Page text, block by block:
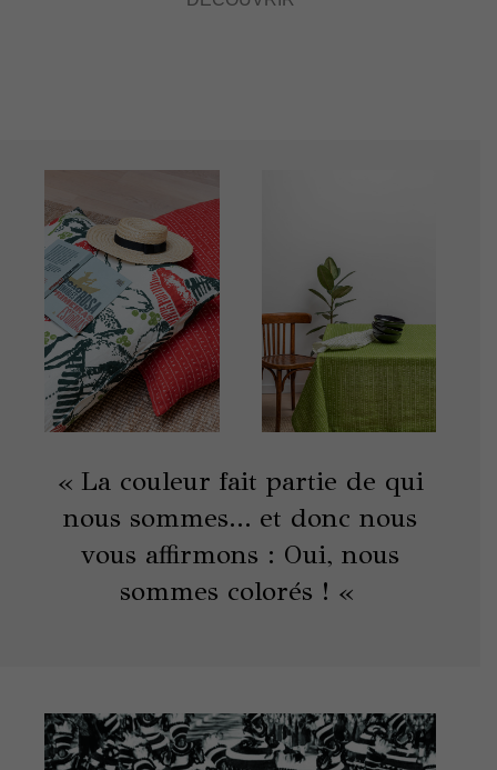
« La couleur fait partie de qui
nous sommes… et donc nous
vous affirmons : Oui, nous
sommes colorés ! «